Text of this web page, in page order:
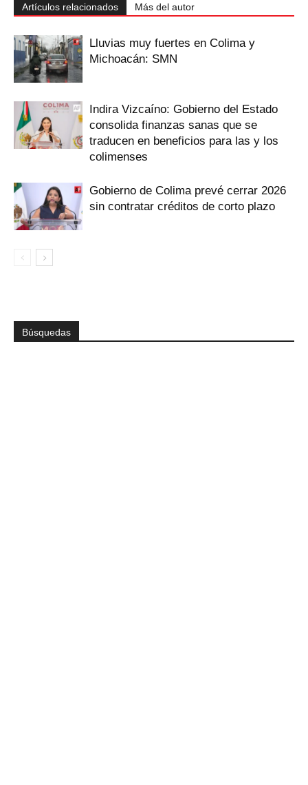
Artículos relacionados Más del autor
Lluvias muy fuertes en Colima y
Michoacán: SMN
Indira Vizcaíno: Gobierno del Estado
consolida finanzas sanas que se
traducen en beneficios para las y los
colimenses
Gobierno de Colima prevé cerrar 2026
sin contratar créditos de corto plazo
Búsquedas